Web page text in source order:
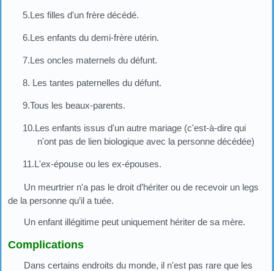
5.Les filles d'un frère décédé.
6.Les enfants du demi-frère utérin.
7.Les oncles maternels du défunt.
8. Les tantes paternelles du défunt.
9.Tous les beaux-parents.
10.Les enfants issus d'un autre mariage (c'est-à-dire qui
n'ont pas de lien biologique avec la personne décédée)
11.L'ex-épouse ou les ex-épouses.
Un meurtrier n'a pas le droit d’hériter ou de recevoir un legs
de la personne qu’il a tuée.
Un enfant illégitime peut uniquement hériter de sa mère.
Complications
Dans certains endroits du monde, il n'est pas rare que les